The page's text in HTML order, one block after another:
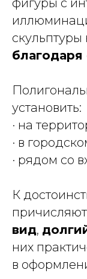
фигуры с
скульптуры
установить:
· на
· в
· рядом со
К
причисляют
вид,
них
в
Каталог
Оформление